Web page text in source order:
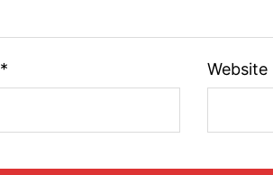
* Website